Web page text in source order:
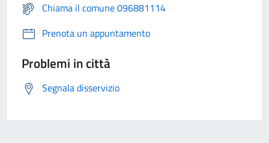
Chiama il comune 096881114
Prenota un appuntamento
Problemi in città
Segnala disservizio